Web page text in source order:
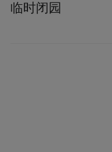
未来可期。汇聚
体在大时代中舍
临时闭园